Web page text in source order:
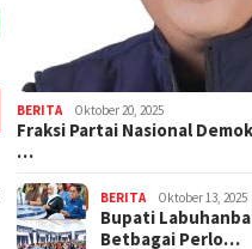
BERITA Oktober 20, 2025
Fraksi Partai Nasional
…
BERITA Oktober 13, 2025
Bupati
Betbagai Perlo…